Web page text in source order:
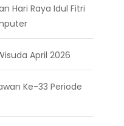
Hari Raya Idul Fitri
April 2026
Ke-33 Periode